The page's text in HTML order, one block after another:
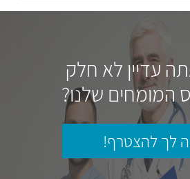
עדיין לא חלק
המומחים שלנו?
לך להצטרף!